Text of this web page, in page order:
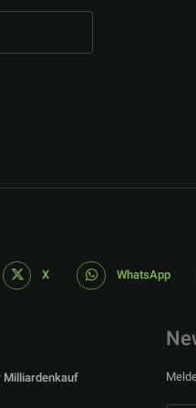
X WhatsApp
Milliardenkauf